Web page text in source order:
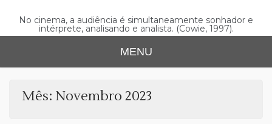
No cinema, a audiência é simultaneamente sonhador e
intérprete, analisando e analista. (Cowie, 1997).
MENU
Mês: Novembro 2023